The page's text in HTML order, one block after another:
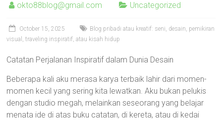
okto88blog@gmail.com Uncategorized
October 15, 2025
Blog pribadi atau kreatif: seni, desain, pemikiran
visual, traveling inspiratif, atau kisah hidup
Catatan Perjalanan Inspiratif dalam Dunia Desain
Beberapa kali aku merasa karya terbaik lahir dari momen-
momen kecil yang sering kita lewatkan. Aku bukan pelukis
dengan studio megah, melainkan seseorang yang belajar
menata ide di atas buku catatan, di kereta, atau di kedai